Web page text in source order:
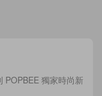
POPBEE 獨家時尚新